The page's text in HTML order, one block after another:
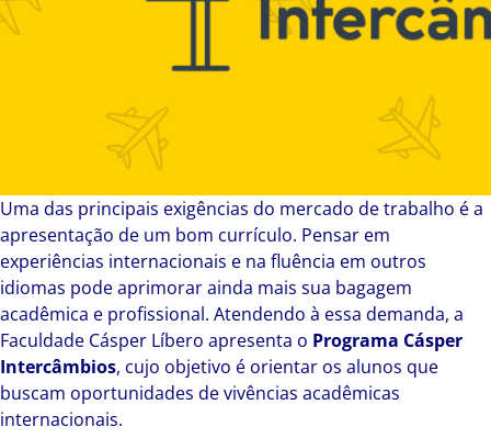
Uma das principais exigências do mercado de trabalho é a
apresentação de um bom currículo. Pensar em
experiências internacionais e na fluência em outros
idiomas pode aprimorar ainda mais sua bagagem
acadêmica e profissional. Atendendo à essa demanda, a
Faculdade Cásper Líbero apresenta o Programa Cásper
Intercâmbios, cujo objetivo é orientar os alunos que
buscam oportunidades de vivências acadêmicas
internacionais.